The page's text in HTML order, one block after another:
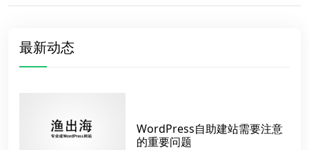
最新动态
WordPress自助建站需要注意
的重要问题